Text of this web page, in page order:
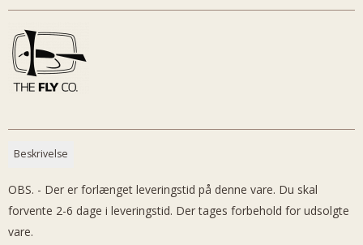
Beskrivelse
OBS. - Der er forlænget leveringstid på denne vare. Du skal
forvente 2-6 dage i leveringstid. Der tages forbehold for udsolgte
vare.